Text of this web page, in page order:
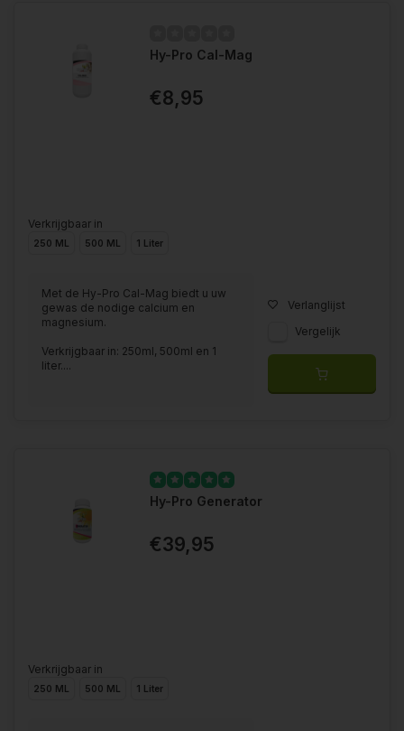
Hy-Pro Cal-Mag
€8,95
Verkrijgbaar in
250 ML 500 ML 1 Liter
Met de Hy-Pro Cal-Mag biedt u uw
gewas de nodige calcium en
magnesium.
Verkrijgbaar in: 250ml, 500ml en 1
liter....
Verlanglijst
Vergelijk
Hy-Pro Generator
€39,95
Verkrijgbaar in
250 ML 500 ML 1 Liter